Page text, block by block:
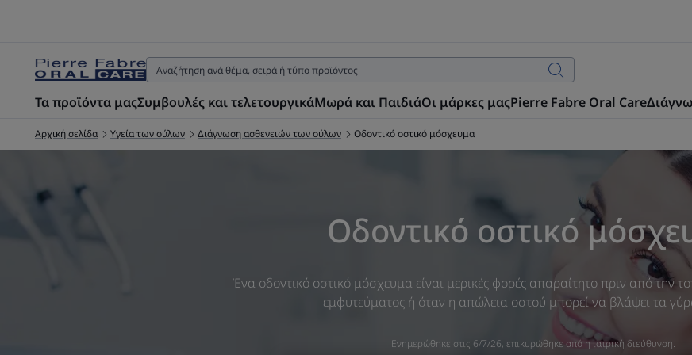
Τα προϊόντα μαςΣυμβουλές και τελετουργικάΜωρά και ΠαιδιάΟι μάρκες μαςPierre Fabre Oral Care
Αρχική σελίδα Υγεία των ούλων Διάγνωση ασθενειών των ούλων Οδοντικό οστικό μόσχευμα
Οδοντικό οστικό
Ένα οδοντικό οστικό μόσχευμα είναι μερικές φορές απαραίτητο πριν από την
εμφυτεύματος ή όταν η απώλεια οστού μπορεί να βλάψει τα
Ενημερώθηκε στις 6/7/26, επικυρώθηκε από η ιατρική διεύθυνση.